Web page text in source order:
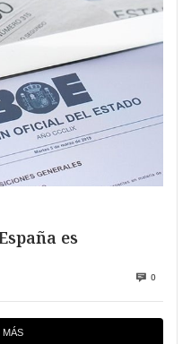
es
0
MÁS